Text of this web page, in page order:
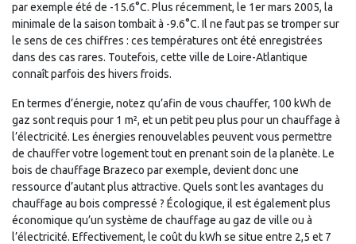
par exemple été de -15.6°C. Plus récemment, le 1er mars 2005, la
minimale de la saison tombait à -9.6°C. Il ne faut pas se tromper sur
le sens de ces chiffres : ces températures ont été enregistrées
dans des cas rares. Toutefois, cette ville de Loire-Atlantique
connaît parfois des hivers froids.
En termes d’énergie, notez qu’afin de vous chauffer, 100 kWh de
gaz sont requis pour 1 m², et un petit peu plus pour un chauffage à
l’électricité. Les énergies renouvelables peuvent vous permettre
de chauffer votre logement tout en prenant soin de la planète. Le
bois de chauffage Brazeco par exemple, devient donc une
ressource d’autant plus attractive. Quels sont les avantages du
chauffage au bois compressé ? Écologique, il est également plus
économique qu’un système de chauffage au gaz de ville ou à
l’électricité. Effectivement, le coût du kWh se situe entre 2,5 et 7